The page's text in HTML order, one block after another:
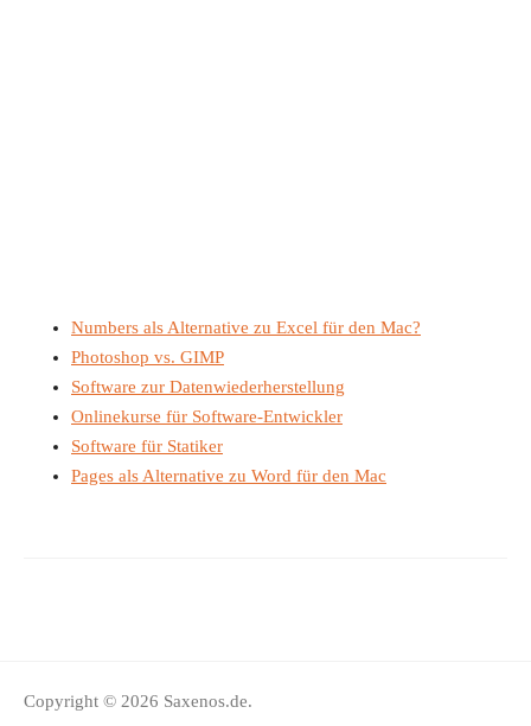
Numbers als Alternative zu Excel für den Mac?
Photoshop vs. GIMP
Software zur Datenwiederherstellung
Onlinekurse für Software-Entwickler
Software für Statiker
Pages als Alternative zu Word für den Mac
Copyright © 2026 Saxenos.de.